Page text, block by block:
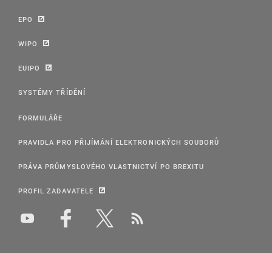
EPO
WIPO
EUIPO
SYSTÉMY TŘÍDĚNÍ
FORMULÁŘE
PRAVIDLA PRO PŘIJÍMÁNÍ ELEKTRONICKÝCH SOUBORŮ
PRÁVA PRŮMYSLOVÉHO VLASTNICTVÍ PO BREXITU
PROFIL ZADAVATELE